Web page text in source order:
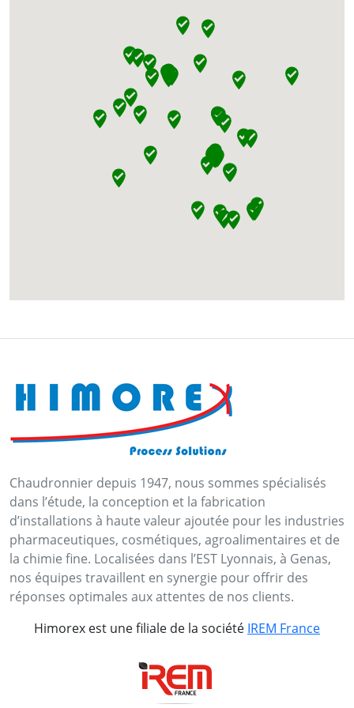
Chaudronnier depuis 1947, nous sommes spécialisés
dans l’étude, la conception et la fabrication
d’installations à haute valeur ajoutée pour les industries
pharmaceutiques, cosmétiques, agroalimentaires et de
la chimie fine. Localisées dans l’EST Lyonnais, à Genas,
nos équipes travaillent en synergie pour offrir des
réponses optimales aux attentes de nos clients.
Himorex est une filiale de la société IREM France